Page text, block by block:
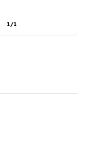
1/1